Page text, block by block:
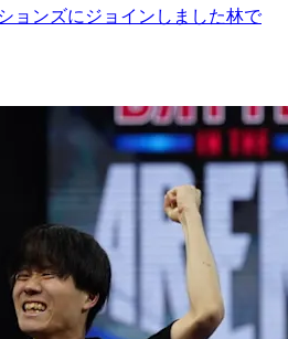
ョンズにジョインしました林で